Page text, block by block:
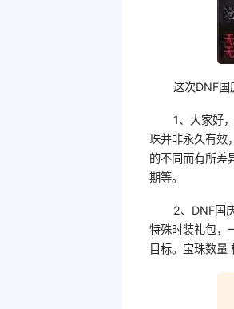
这次DNF国
1、大家好
珠并非永久有效
的不同而有所差
期等。
2、DNF国
特殊时装礼包，
目标。宝珠数量